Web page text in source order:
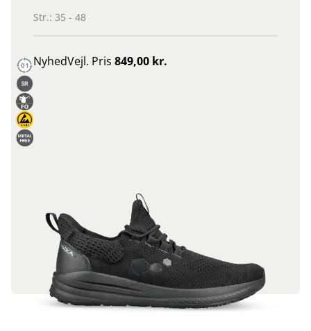
Str.: 35 - 48
NyhedVejl. Pris 849,00 kr.